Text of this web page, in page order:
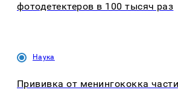
фотодетектеров в 100 тысяч раз
Наука
Прививка от менингококка